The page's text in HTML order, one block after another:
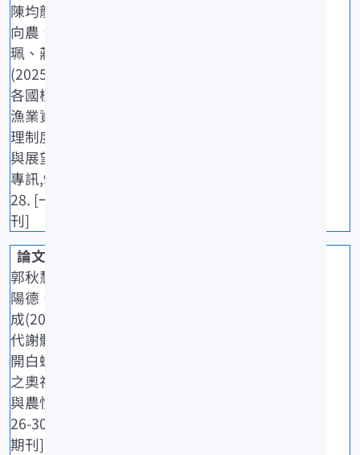
陳均龍、簡
向農、廖君
珮、莊世昌
(2025)亞洲
各國梭子蟹
漁業資源管
理制度比較
與展望.水試
專訊,92: 24-
28. [一般期
刊]
郭秋慧、陳
陽德、吳豐
成(2025)以
代謝體學揭
開白蝦成長
之奧祕.農政
與農情,398:
26-30. [一般
期刊]